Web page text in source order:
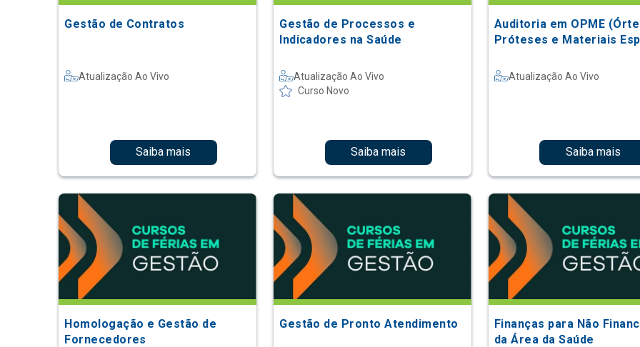
Gestão de Contratos
Atualização Ao Vivo
Saiba mais
Gestão de Processos e
Indicadores na Saúde
Atualização Ao Vivo
Curso Novo
Saiba mais
Auditoria em OPME
Próteses e Materiais
Atualização Ao Vivo
Saiba mais
Homologação e Gestão de
Fornecedores
Gestão de Pronto Atendimento
Finanças para Não
da Área da Saúde